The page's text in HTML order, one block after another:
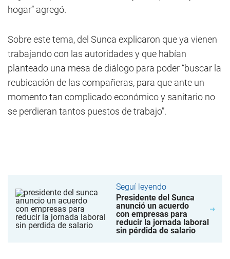
hogar” agregó.
Sobre este tema, del Sunca explicaron que ya vienen
trabajando con las autoridades y que habían
planteado una mesa de diálogo para poder “buscar la
reubicación de las compañeras, para que ante un
momento tan complicado económico y sanitario no
se perdieran tantos puestos de trabajo”.
Seguí leyendo
Presidente del Sunca
anunció un acuerdo
con empresas para
reducir la jornada laboral
sin pérdida de salario